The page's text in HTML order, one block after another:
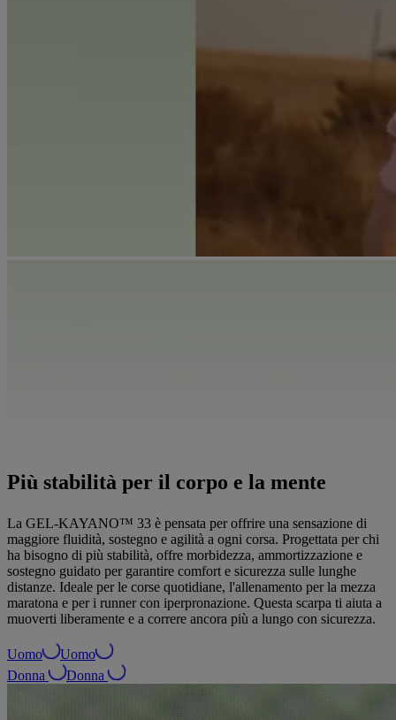
Più stabilità per il corpo e la mente
La GEL-KAYANO™ 33 è pensata per offrire una sensazione di
maggiore fluidità, sostegno e agilità a ogni corsa. Progettata per chi
ha bisogno di più stabilità, offre morbidezza, ammortizzazione e
sostegno guidato per garantire comfort e sicurezza sulle lunghe
distanze. Ideale per le corse quotidiane, l'allenamento per la mezza
maratona e per i runner con iperpronazione. Questa scarpa ti aiuta a
muoverti liberamente e a correre ancora più a lungo con sicurezza.
Uomo
Uomo
Donna
Donna